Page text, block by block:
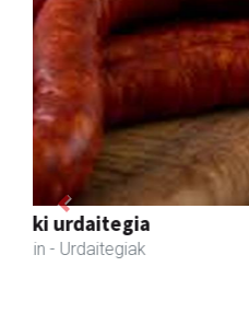
Previous